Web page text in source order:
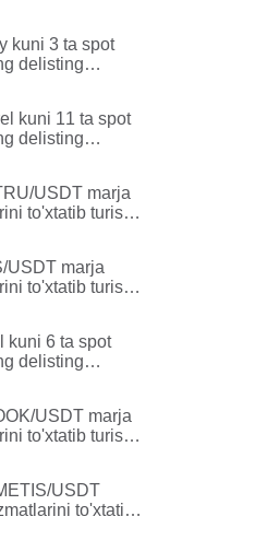
kuni 3 ta spot
delisting
kuni 11 ta spot
delisting
USDT marja
to'xtatib turish
USDT marja
to'xtatib turish
kuni 6 ta spot
delisting
USDT marja
to'xtatib turish
USDT
to'xtatib